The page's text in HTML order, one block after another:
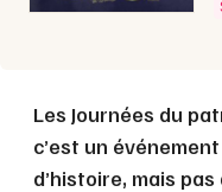
Les Journées du
c’est un
d’histoire, mais